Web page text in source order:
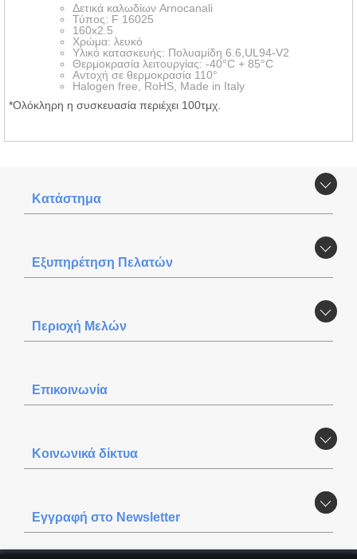
Δετικά καλωδίων Arnocanali
Τύπος: F 16025
160x2.5
Χρώμα: λευκό
Υλικό κατασκευής: Πολυαμίδη 6.6,UL94-V2
Θερμοκρασία λειτουργίας: -40°C + 85°C
Αντοχή σε θερμοκρασία 110°
Halogen free, RoHS, Made in Italy
*Ολόκληρη η συσκευασία περιέχει 100τμχ.
Κατάστημα
Εξυπηρέτηση Πελατών
Περιοχή Mελών
Επικοινωνία
Κοινωνικά δίκτυα
Εγγραφή στο Newsletter